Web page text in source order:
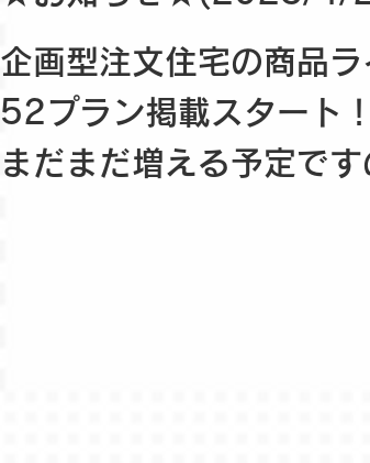
企画型注文住宅の商品
52プラン掲載スタート！
まだまだ増える予定で